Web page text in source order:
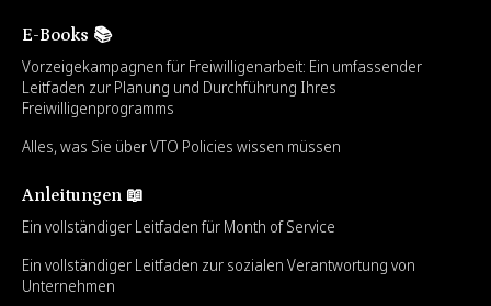
E-Books 📚
Vorzeigekampagnen für Freiwilligenarbeit: Ein umfassender
Leitfaden zur Planung und Durchführung Ihres
Freiwilligenprogramms
Alles, was Sie über VTO Policies wissen müssen
Anleitungen 📖
Ein vollständiger Leitfaden für Month of Service
Ein vollständiger Leitfaden zur sozialen Verantwortung von
Unternehmen